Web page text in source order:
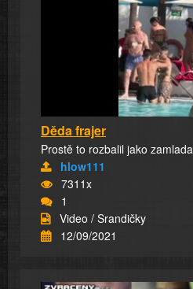
Děda frajer
Prostě to rozbalil jako zamlada
hlow111
7311x
1
Video / Srandičky
12/09/2021